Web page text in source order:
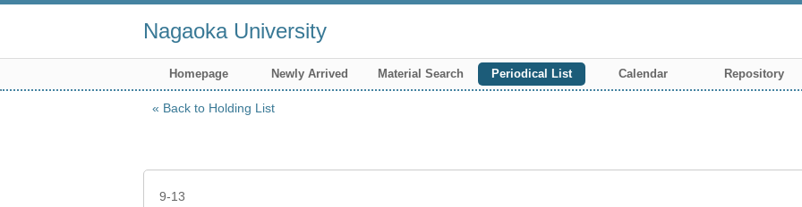
Nagaoka University
Homepage Newly Arrived Material Search Periodical List Calendar Repository
Back to Holding List
9-13